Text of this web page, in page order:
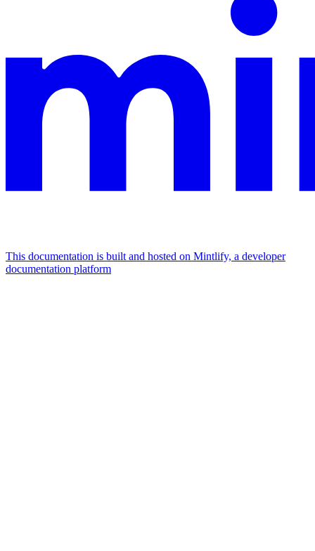
This documentation is built and hosted on Mintlify, a developer
documentation platform